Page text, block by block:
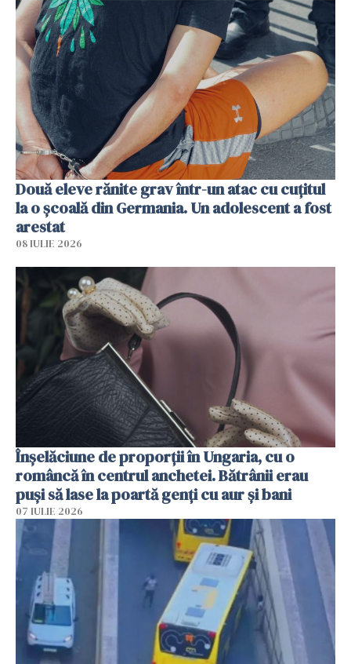
Două eleve rănite grav într-un atac cu cuțitul
la o școală din Germania. Un adolescent a fost
arestat
08 IULIE 2026
Înșelăciune de proporții în Ungaria, cu o
româncă în centrul anchetei. Bătrânii erau
puși să lase la poartă genți cu aur și bani
07 IULIE 2026